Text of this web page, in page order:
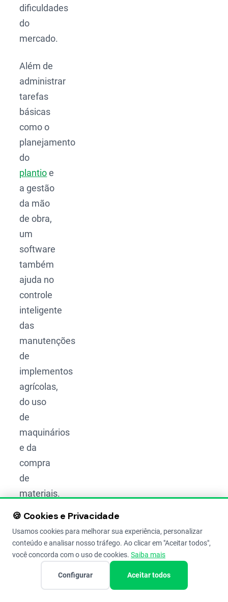
dificuldades
do
mercado.
Além de
administrar
tarefas
básicas
como o
planejamento
do
plantioe
a gestão
da mão
de obra,
um
software
também
ajuda no
controle
inteligente
das
manutenções
de
implementos
agrícolas,
do uso
de
maquinários
e da
compra
de
materiais.
Por isso,
🍪 Cookies e Privacidade
Usamos cookies para melhorar sua experiência, personalizar
conteúdo e analisar nosso tráfego. Ao clicar em "Aceitar todos",
você concorda com o uso de cookies. Saiba mais
Configurar Aceitar todos